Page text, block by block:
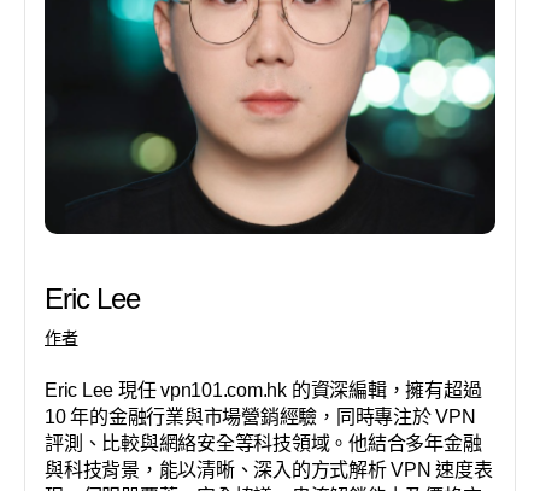
Eric Lee
作者
Eric Lee 現任 vpn101.com.hk 的資深編輯，擁有超過
10 年的金融行業與市場營銷經驗，同時專注於 VPN
評測、比較與網絡安全等科技領域。他結合多年金融
與科技背景，能以清晰、深入的方式解析 VPN 速度表